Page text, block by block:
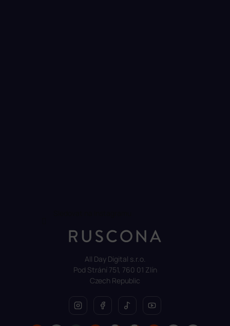
All Day Digital s.r.o.
Pod Strání 751, 760 01 Zlín
Czech Republic